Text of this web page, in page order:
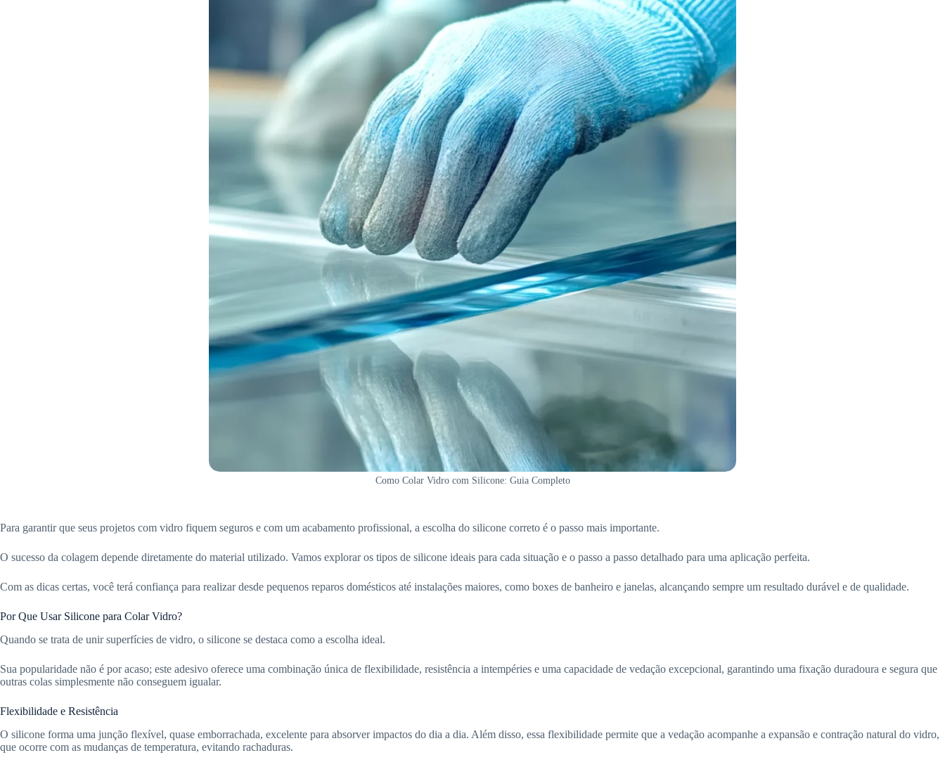
Como Colar Vidro com Silicone: Guia Completo
Para garantir que seus projetos com vidro fiquem seguros e com um acabamento profissional, a escolha do silicone correto é o passo mais importante.
O sucesso da colagem depende diretamente do material utilizado. Vamos explorar os tipos de silicone ideais para cada situação e o passo a passo detalhado para uma aplicação perfeita.
Com as dicas certas, você terá confiança para realizar desde pequenos reparos domésticos até instalações maiores, como boxes de banheiro e janelas, alcançando sempre um resultado durável e de qualidade.
Por Que Usar Silicone para Colar Vidro?
Quando se trata de unir superfícies de vidro, o silicone se destaca como a escolha ideal.
Sua popularidade não é por acaso; este adesivo oferece uma combinação única de flexibilidade, resistência a intempéries e uma capacidade de vedação excepcional, garantindo uma fixação duradoura e segura que
outras colas simplesmente não conseguem igualar.
Flexibilidade e Resistência
O silicone forma uma junção flexível, quase emborrachada, excelente para absorver impactos do dia a dia. Além disso, essa flexibilidade permite que a vedação acompanhe a expansão e contração natural do vidro,
que ocorre com as mudanças de temperatura, evitando rachaduras.